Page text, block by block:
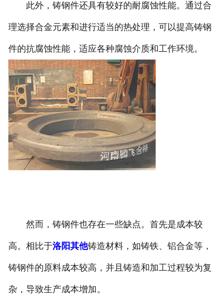
此外，铸钢件还具有较好的耐腐蚀性能。通过合
理选择合金元素和进行适当的热处理，可以提高铸钢
件的抗腐蚀性能，适应各种腐蚀介质和工作环境。
然而，铸钢件也存在一些缺点。首先是成本较
高。相比于洛阳其他铸造材料，如铸铁、铝合金等，
铸钢件的原料成本较高，并且铸造和加工过程较为复
杂，导致生产成本增加。